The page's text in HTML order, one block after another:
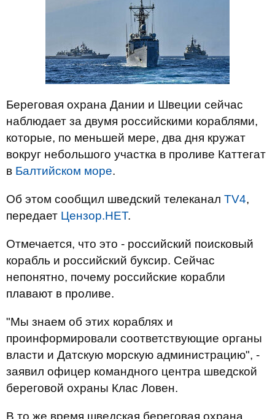
Береговая охрана Дании и Швеции сейчас
наблюдает за двумя российскими кораблями,
которые, по меньшей мере, два дня кружат
вокруг небольшого участка в проливе Каттегат
в Балтийском море.
Об этом сообщил шведский телеканал TV4,
передает Цензор.НЕТ.
Отмечается, что это - российский поисковый
корабль и российский буксир. Сейчас
непонятно, почему российские корабли
плавают в проливе.
"Мы знаем об этих кораблях и
проинформировали соответствующие органы
власти и Датскую морскую администрацию", -
заявил офицер командного центра шведской
береговой охраны Клас Ловен.
В то же время шведская береговая охрана